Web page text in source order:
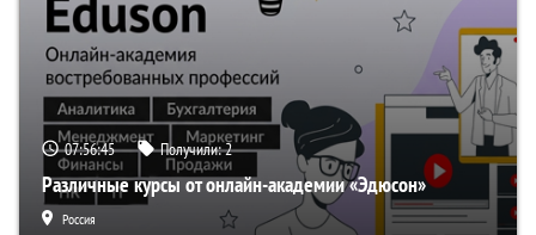
07:56:44 Получили:2
Различные курсы от онлайн-академии «Эдюсон»
Россия